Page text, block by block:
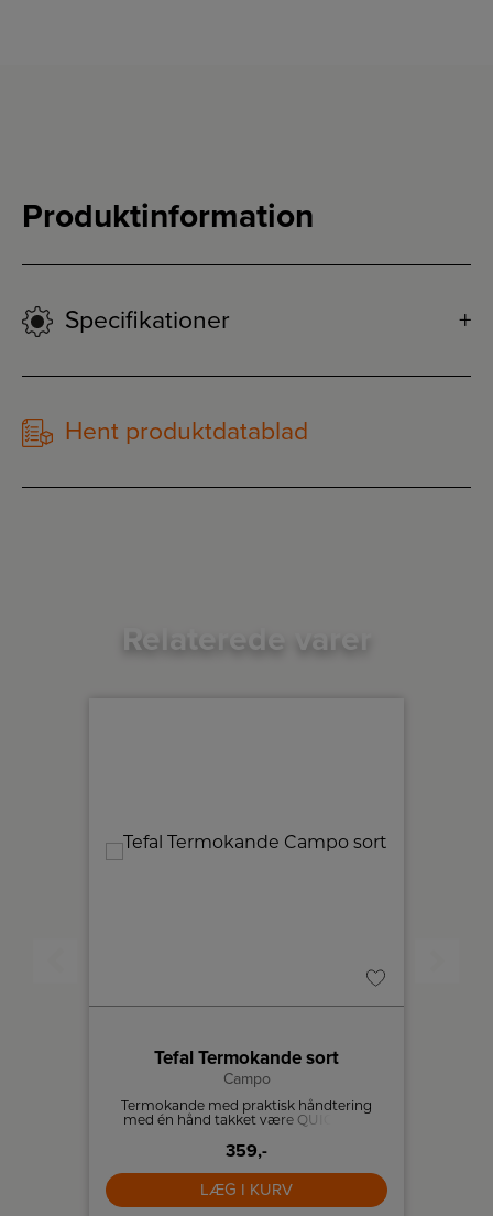
Produktinformation
Specifikationer
Hent produktdatablad
Relaterede varer
Tefal Termokande sort
Campo
Termokande med praktisk håndtering
med én hånd takket være QUICK-TIP
kold i 24 timer.
359,-
LÆG I KURV